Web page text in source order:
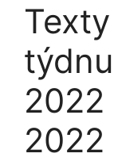
2022
2022